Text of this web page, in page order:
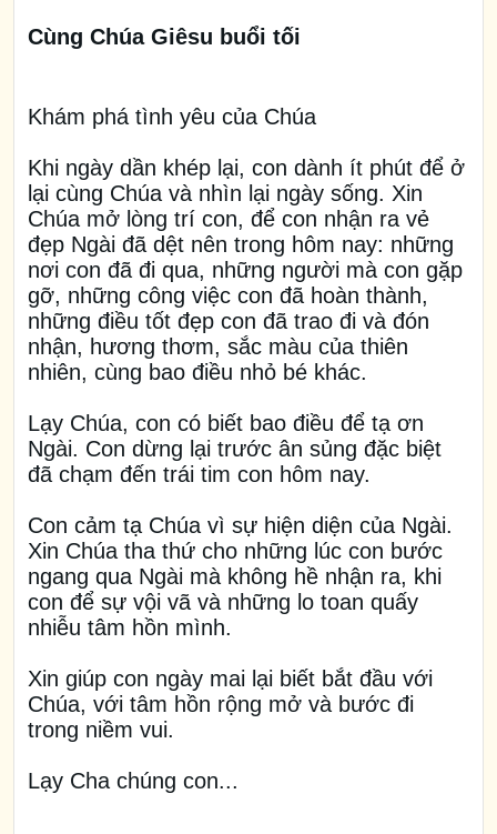
Cùng Chúa Giêsu buổi tối
Khám phá tình yêu của Chúa
Khi ngày dần khép lại, con dành ít phút để ở
lại cùng Chúa và nhìn lại ngày sống. Xin
Chúa mở lòng trí con, để con nhận ra vẻ
đẹp Ngài đã dệt nên trong hôm nay: những
nơi con đã đi qua, những người mà con gặp
gỡ, những công việc con đã hoàn thành,
những điều tốt đẹp con đã trao đi và đón
nhận, hương thơm, sắc màu của thiên
nhiên, cùng bao điều nhỏ bé khác.
Lạy Chúa, con có biết bao điều để tạ ơn
Ngài. Con dừng lại trước ân sủng đặc biệt
đã chạm đến trái tim con hôm nay.
Con cảm tạ Chúa vì sự hiện diện của Ngài.
Xin Chúa tha thứ cho những lúc con bước
ngang qua Ngài mà không hề nhận ra, khi
con để sự vội vã và những lo toan quấy
nhiễu tâm hồn mình.
Xin giúp con ngày mai lại biết bắt đầu với
Chúa, với tâm hồn rộng mở và bước đi
trong niềm vui.
Lạy Cha chúng con...